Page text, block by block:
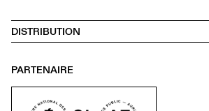
DISTRIBUTION
PARTENAIRE